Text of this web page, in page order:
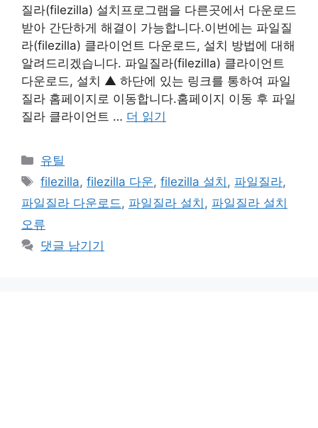
질라(filezilla) 설치프로그램을 다른곳에서 다운로드
받아 간단하게 해결이 가능합니다.이번에는 파일질
라(filezilla) 클라이언트 다운로드, 설치 방법에 대해
알려드리겠습니다. 파일질라(filezilla) 클라이언트
다운로드, 설치 ▲ 하단에 있는 링크를 통하여 파일
질라 홈페이지로 이동합니다.홈페이지 이동 후 파일
질라 클라이언트 … 더 읽기
카
테
리
유틸
태
그
filezilla,filezilla 다운,filezilla 설치 , 파일질라,
파일질라 다운로드 , 파일질라 설치 , 파일질라 설치
오류
댓글 남기기